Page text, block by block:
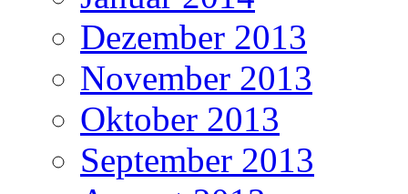
Dezember 2013
November 2013
Oktober 2013
September 2013